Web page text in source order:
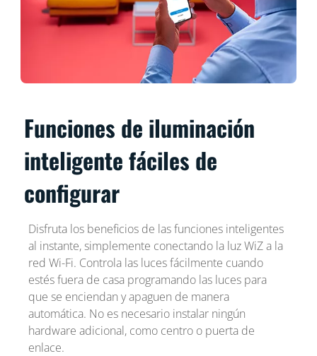
Funciones de iluminación
inteligente fáciles de
configurar
Disfruta los beneficios de las funciones inteligentes
al instante, simplemente conectando la luz WiZ a la
red Wi-Fi. Controla las luces fácilmente cuando
estés fuera de casa programando las luces para
que se enciendan y apaguen de manera
automática. No es necesario instalar ningún
hardware adicional, como centro o puerta de
enlace.